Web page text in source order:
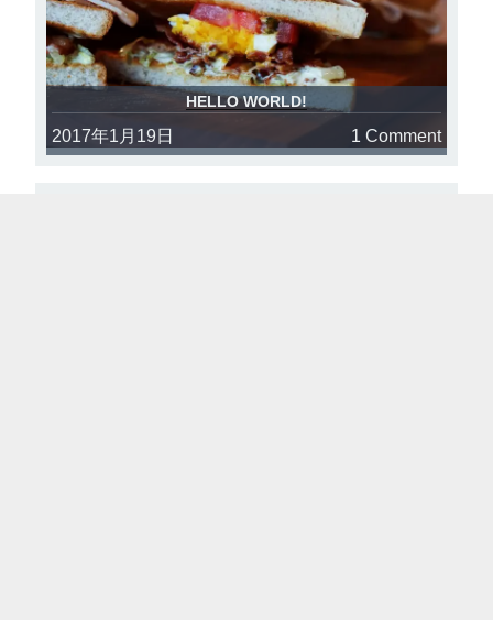
HELLO WORLD!
2017年1月19日 1 Comment